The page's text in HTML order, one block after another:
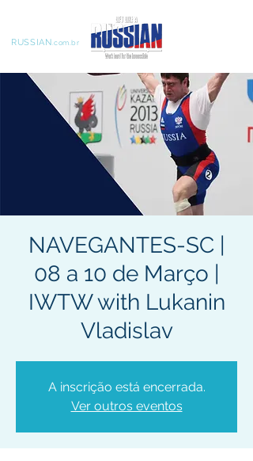
RUSSIAN.com.br
NAVEGANTES-SC |
08 a 10 de Março |
IWTW with Lukanin
Vladislav
A inscrição está encerrada.
Ver outros eventos